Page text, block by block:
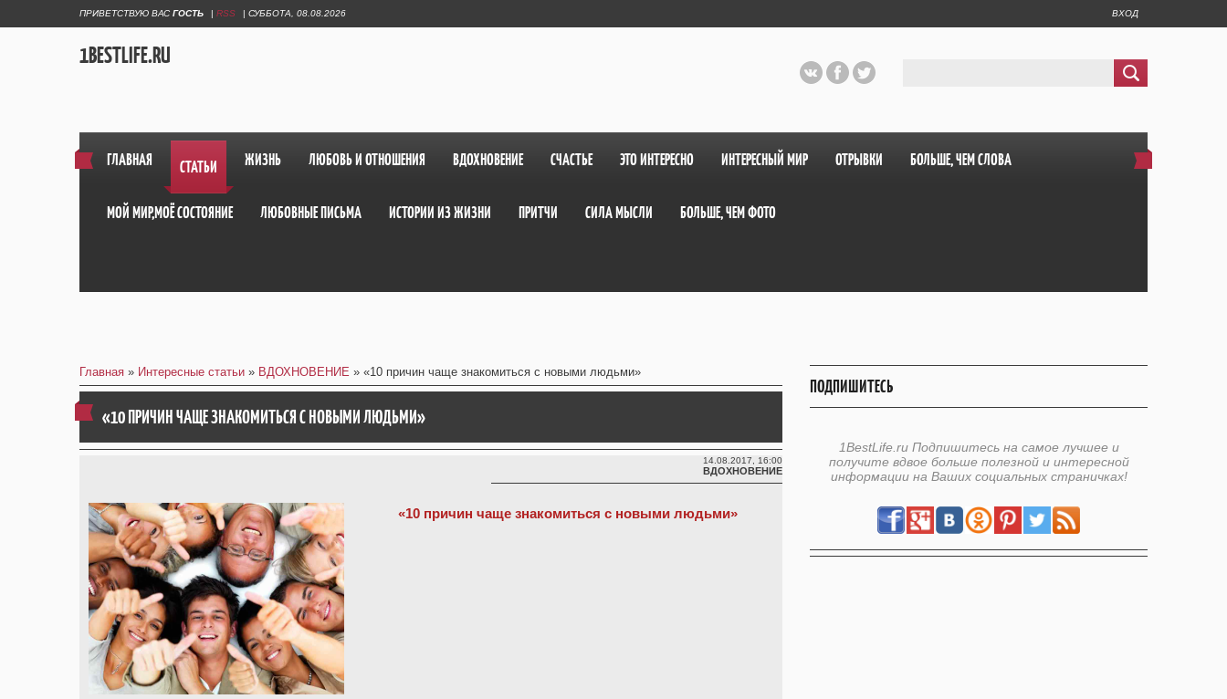
ПРИВЕТСТВУЮ ВАС ГОСТЬ | RSS | СУББОТА, 08.08.2026 ВХОД
1BESTLIFE.RU
ГЛАВНАЯ СТАТЬИ ЖИЗНЬ ЛЮБОВЬ И ОТНОШЕНИЯ ВДОХНОВЕНИЕ СЧАСТЬЕ ЭТО ИНТЕРЕСНО ИНТЕРЕСНЫЙ МИР ОТРЫВКИ БОЛЬШЕ, ЧЕМ СЛОВА
МОЙ МИР,МОЁ СОСТОЯНИЕ ЛЮБОВНЫЕ ПИСЬМА ИСТОРИИ ИЗ ЖИЗНИ ПРИТЧИ СИЛА МЫСЛИ БОЛЬШЕ, ЧЕМ ФОТО
Главная » Интересные статьи » ВДОХНОВЕНИЕ » «10 причин чаще знакомиться с новыми людьми»
«10 ПРИЧИН ЧАЩЕ ЗНАКОМИТЬСЯ С НОВЫМИ ЛЮДЬМИ»
14.08.2017, 16:00
ВДОХНОВЕНИЕ
«10 причин чаще знакомиться с новыми людьми»
ПОДПИШИТЕСЬ
1BestLife.ru Подпишитесь на самое лучшее и
получите вдвое больше полезной и интересной
информации на Ваших социальных страничках!